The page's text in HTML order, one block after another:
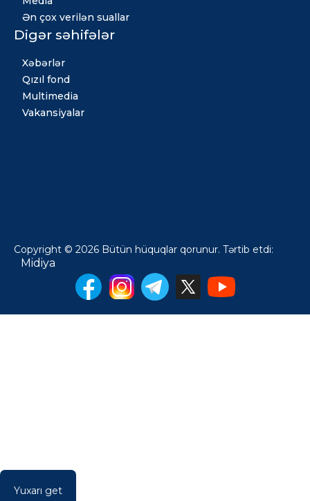
Ən çox verilən suallar
Digər səhifələr
Xəbərlər
Qızıl fond
Multimedia
Vakansiyalar
Copyright © 2026 Bütün hüquqlar qorunur. Tərtib etdi:
Midiya
Yuxarı get